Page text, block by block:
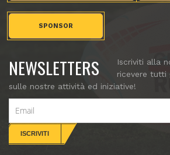
SPONSOR
NEWSLETTERS
Iscriviti alla
ricevere tutti
sulle nostre attività ed iniziative!